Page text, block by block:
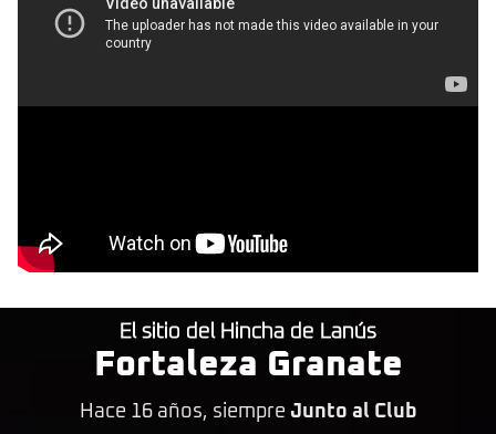
El sitio del Hincha de Lanús
Fortaleza Granate
Hace 16 años, siempre Junto al Club